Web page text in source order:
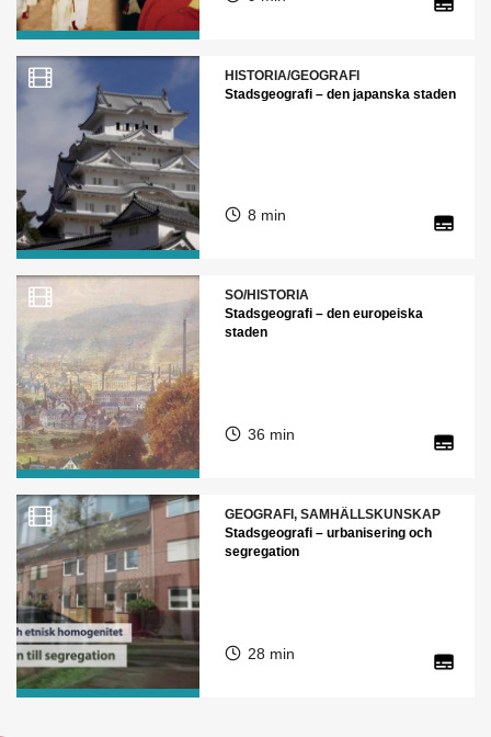
HISTORIA/GEOGRAFI
Stadsgeografi – den japanska staden
8 min
SO/HISTORIA
Stadsgeografi – den europeiska
staden
36 min
GEOGRAFI, SAMHÄLLSKUNSKAP
Stadsgeografi – urbanisering och
segregation
28 min